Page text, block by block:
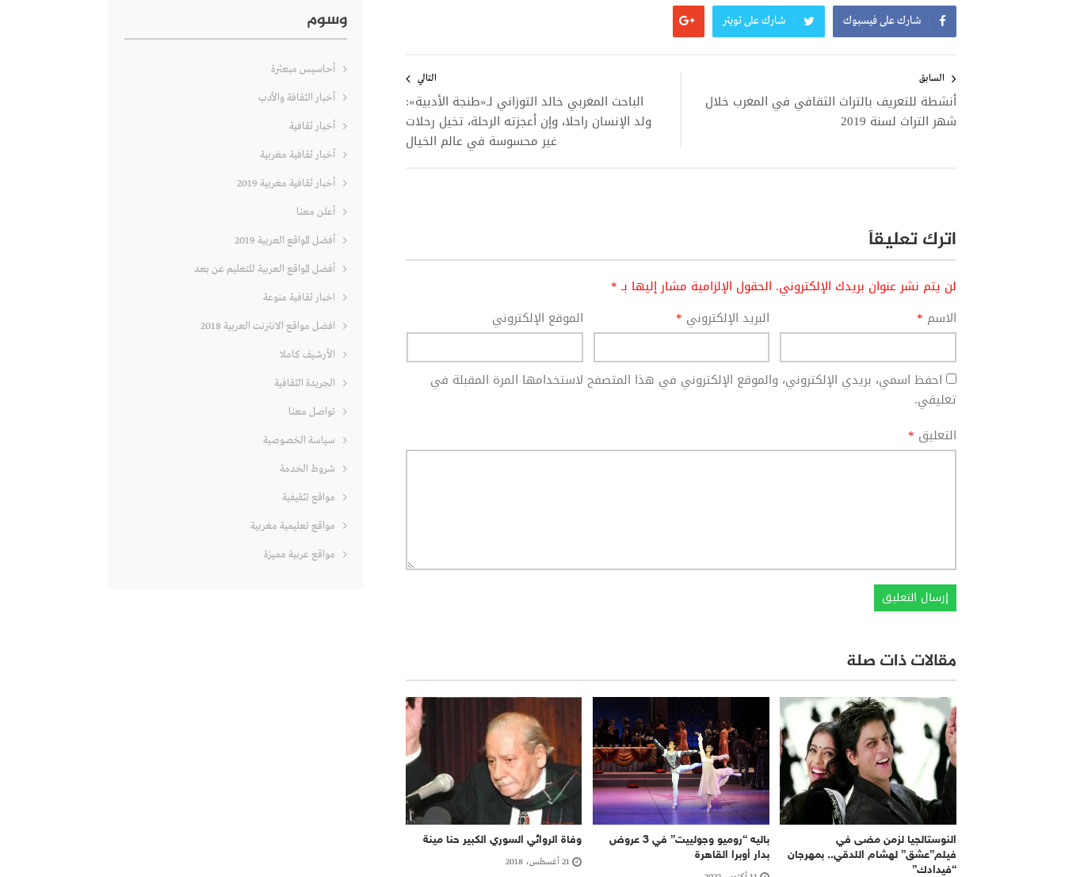
شارك على فيسبوك شارك على تويتر
المقالات
السابق
أنشطة للتعريف بالتراث الثقافي في المغرب خلال
شهر التراث لسنة 2019
التالي
الباحث المغربي خالد التوزاني لـ«طنجة الأدبية»:
ولد الإنسان راحلا، وإن أعجزته الرحلة، تخيل رحلات
غير محسوسة في عالم الخيال
اترك تعليقاً
لن يتم نشر عنوان بريدك الإلكتروني. الحقول الإلزامية مشار إليها بـ*
الاسم * البريد الإلكتروني * الموقع الإلكتروني
احفظ اسمي، بريدي الإلكتروني، والموقع الإلكتروني في هذا المتصفح لاستخدامها المرة المقبلة في
تعليقي.
التعليق *
مقالات ذات صلة
النوستالجيا لزمن مضى في
فيلم”عشق” لهشام اللدقي.. بمهرجان
“فيدادك”
باليه “روميو وجولييت” في 3 عروض
بدار أوبرا القاهرة
وفاة الروائي السوري الكبير حنا مينة
21 أغسطس، 2018
وسوم
أحاسيس مبعثرة
أخبار الثقافة والأدب
أخبار ثقافية
أخبار ثقافية مغربية
أخبار ثقافية مغربية 2019
أعلن معنا
أفضل المواقع العربية 2019
أفضل المواقع العربية للتعليم عن بعد
اخبار ثقافية منوعة
افضل مواقع الانترنت العربية 2018
الأرشيف كاملا
الجريدة الثقافية
تواصل معنا
سياسة الخصوصية
شروط الخدمة
مواقع تثقيفية
مواقع تعليمية مغربية
مواقع عربية مميزة